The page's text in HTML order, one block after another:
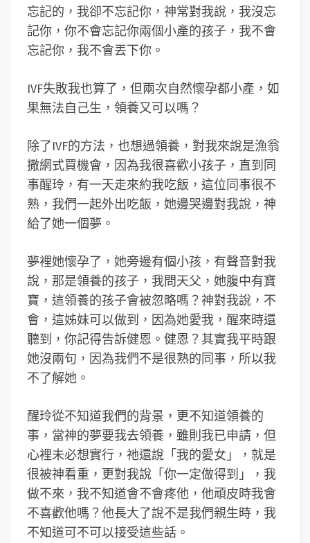
忘記的，我卻不忘記你，神常對我說，我沒忘
記你，你不會忘記你兩個小產的孩子，我不會
忘記你，我不會丟下你。
IVF失敗我也算了，但兩次自然懷孕都小產，如
果無法自己生，領養又可以嗎？
除了IVF的方法，也想過領養，對我來說是漁翁
撒網式買機會，因為我很喜歡小孩子，直到同
事醒玲，有一天走來約我吃飯，這位同事很不
熟，我們一起外出吃飯，她邊哭邊對我說，神
給了她一個夢。
夢裡她懷孕了，她旁邊有個小孩，有聲音對我
說，那是領養的孩子，我問天父，她腹中有寶
寶，這領養的孩子會被忽略嗎？神對我說，不
會，這姊妹可以做到，因為她愛我，醒來時還
聽到，你記得告訴健恩。健恩？其實我平時跟
她沒兩句，因為我們不是很熟的同事，所以我
不了解她。
醒玲從不知道我們的背景，更不知道領養的
事，當神的夢要我去領養，雖則我已申請，但
心裡未必想實行，祂還說「我的愛女」，就是
很被神看重，更對我說「你一定做得到」，我
做不來，我不知道會不會疼他，他頑皮時我會
不喜歡他嗎？他長大了說不是我們親生時，我
不知道可不可以接受這些話。